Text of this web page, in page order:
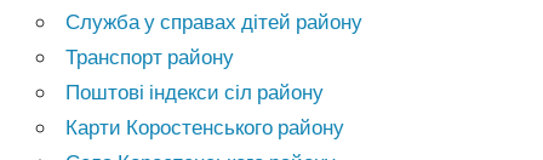
Служба у справах дітей району
Транспорт району
Поштові індекси сіл району
Карти Коростенського району